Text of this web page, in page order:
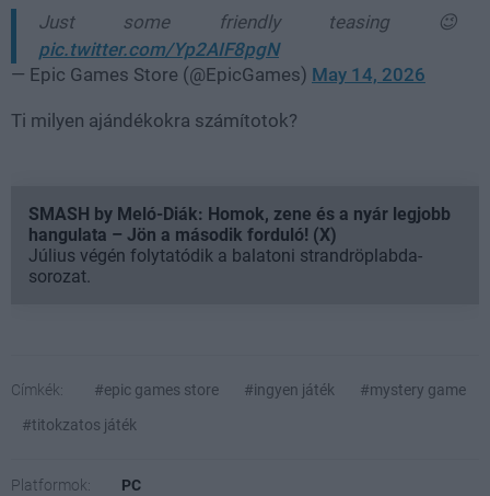
Just some friendly teasing 😉
pic.twitter.com/Yp2AIF8pgN
— Epic Games Store (@EpicGames) May 14, 2026
Ti milyen ajándékokra számítotok?
SMASH by Meló-Diák: Homok, zene és a nyár legjobb
hangulata – Jön a második forduló! (X)
Július végén folytatódik a balatoni strandröplabda-
sorozat.
Címkék: #epic games store #ingyen játék
#mystery game
#titokzatos játék
Platformok: PC